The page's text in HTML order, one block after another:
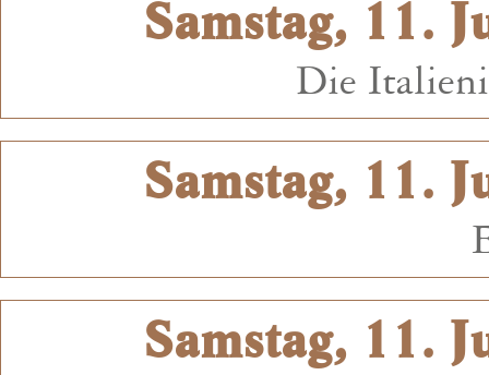
Samstag, 11.
Die
Samstag, 11.
Samstag, 11.